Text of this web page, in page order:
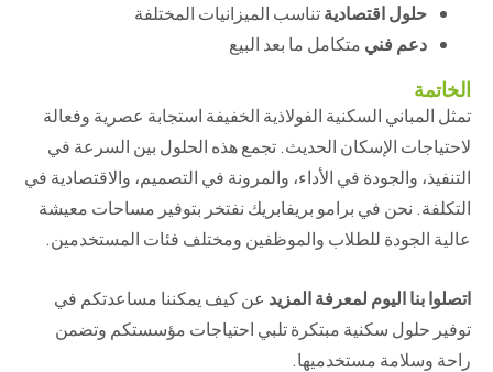
حلول اقتصاديةتناسب الميزانيات المختلفة
دعم فني متكامل ما بعد البيع
الخاتمة
تمثل المباني السكنية الفولاذية الخفيفة استجابة عصرية وفعالة
لاحتياجات الإسكان الحديث. تجمع هذه الحلول بين السرعة في
التنفيذ، والجودة في الأداء، والمرونة في التصميم، والاقتصادية في
التكلفة. نحن في برامو بريفابريك نفتخر بتوفير مساحات معيشة
عالية الجودة للطلاب والموظفين ومختلف فئات المستخدمين.
اتصلوا بنا اليوم لمعرفة المزيد عن كيف يمكننا مساعدتكم في
توفير حلول سكنية مبتكرة تلبي احتياجات مؤسستكم وتضمن
راحة وسلامة مستخدميها.